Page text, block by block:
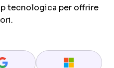
tecnologica per offrire